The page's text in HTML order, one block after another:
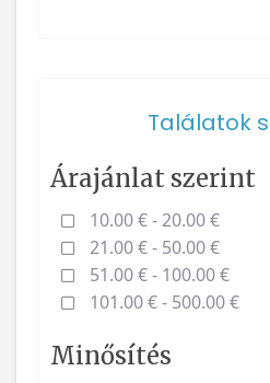
Találatok
Árajánlat szerint
10.00 € - 20.00 €
21.00 € - 50.00 €
51.00 € - 100.00 €
101.00 € - 500.00 €
Minősítés